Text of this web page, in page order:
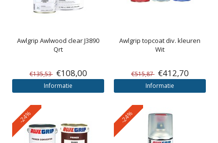
Awlgrip Awlwood clear J3890
Qrt
€135,53 €108,00
Informatie
Awlgrip topcoat div. kleuren
Wit
€515,87 €412,70
Informatie
-24% -24%